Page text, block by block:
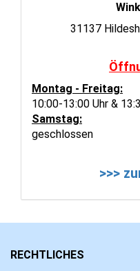
31137
Montag - Freitag:
10:00-13:00 Uhr &
Samstag:
geschlossen
>>>
RECHTLICHES